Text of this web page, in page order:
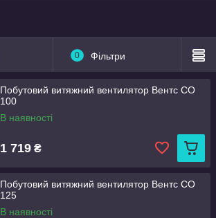
0 Фільтри
Побутовий витяжний вентилятор Вентс СО
100
В наявності
1 719 ₴
Побутовий витяжний вентилятор Вентс СО
125
В наявності